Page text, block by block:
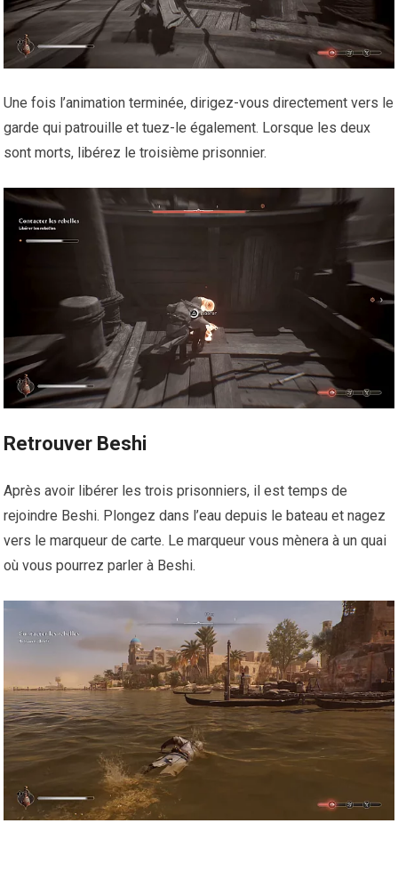
Une fois l’animation terminée, dirigez-vous directement vers le
garde qui patrouille et tuez-le également. Lorsque les deux
sont morts, libérez le troisième prisonnier.
Retrouver Beshi
Après avoir libérer les trois prisonniers, il est temps de
rejoindre Beshi. Plongez dans l’eau depuis le bateau et nagez
vers le marqueur de carte. Le marqueur vous mènera à un quai
où vous pourrez parler à Beshi.